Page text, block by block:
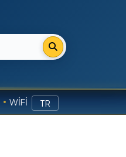
WİFİ TR